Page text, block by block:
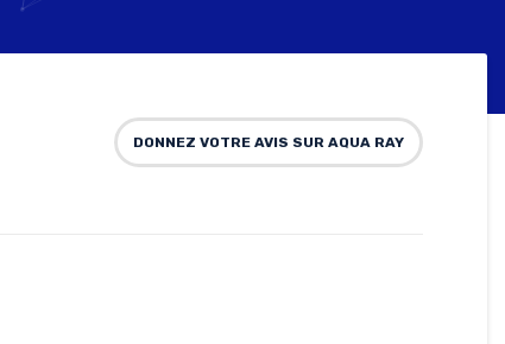
DONNEZ VOTRE AVIS SUR AQUA RAY